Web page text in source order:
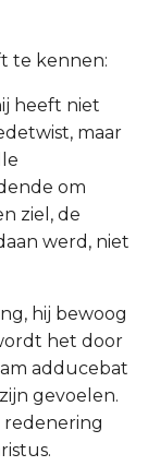
te kennen:
heeft niet
maar
om
ziel, de
werd, niet
hij bewoog
het door
adducebat
gevoelen.
redenering